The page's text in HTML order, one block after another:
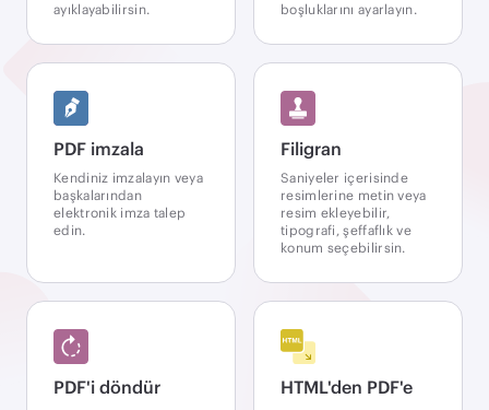
ayıklayabilirsin.
boşluklarını ayarlayın.
PDF imzala
Kendiniz imzalayın veya
başkalarından
elektronik imza talep
edin.
Filigran
Saniyeler içerisinde
resimlerine metin veya
resim ekleyebilir,
tipografi, şeffaflık ve
konum seçebilirsin.
PDF'i döndür HTML'den PDF'e